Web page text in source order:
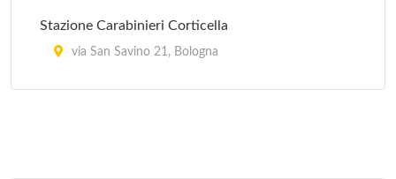
Stazione Carabinieri Corticella
via San Savino 21, Bologna